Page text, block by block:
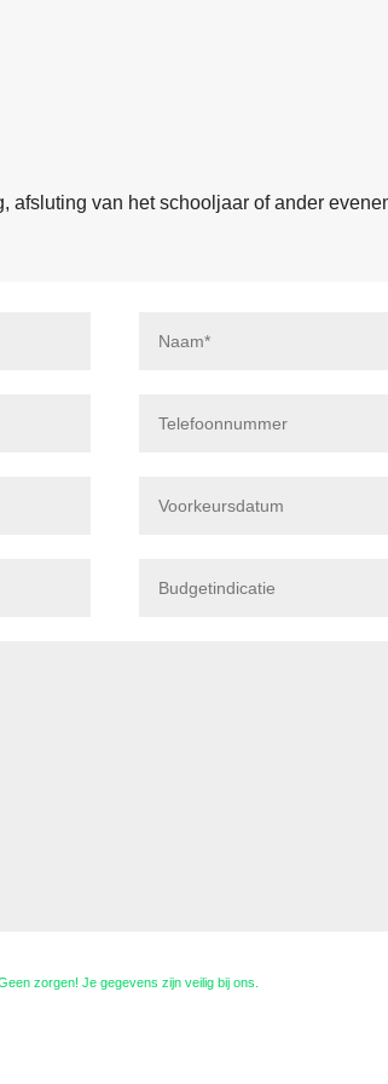
van het schooljaar of ander
zorgen! Je gegevens zijn veilig bij ons.